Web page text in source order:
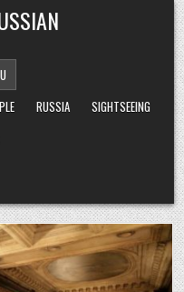
RUSSIA
SIGHTSEEING